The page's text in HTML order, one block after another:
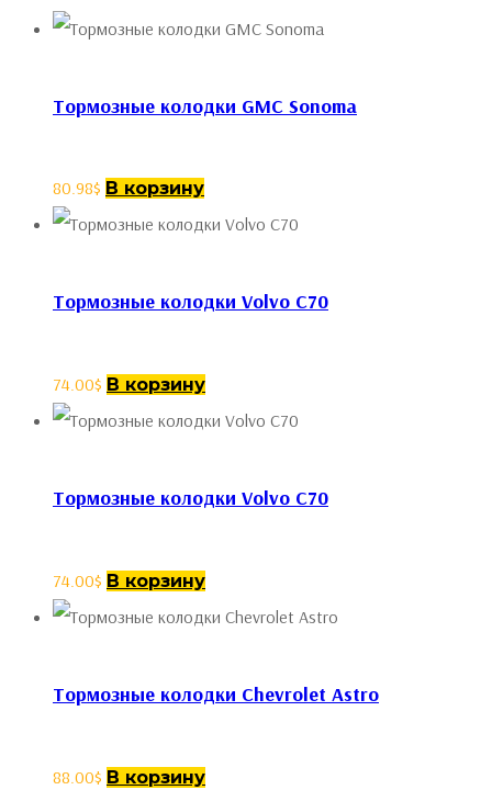
Тормозные колодки GMC Sonoma
80.98$ В корзину
Тормозные колодки Volvo C70
74.00$ В корзину
Тормозные колодки Volvo C70
74.00$ В корзину
Тормозные колодки Chevrolet Astro
88.00$ В корзину